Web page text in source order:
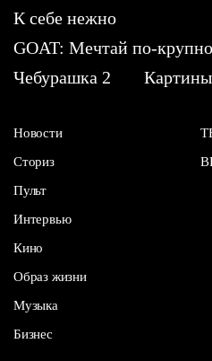
К себе нежно
GOAT: Мечтай по-
Чебурашка 2
Новости
Сториз
Пульт
Интервью
Кино
Образ жизни
Музыка
Бизнес